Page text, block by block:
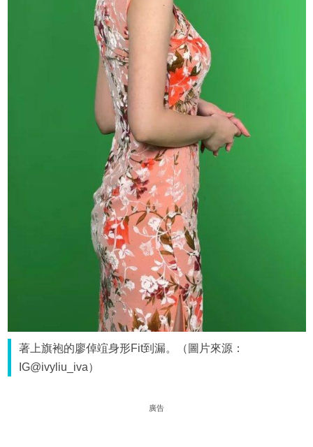
著上旗袍的廖倬竩身形Fit到漏。（圖片來源：
IG@ivyliu_iva）
廣告